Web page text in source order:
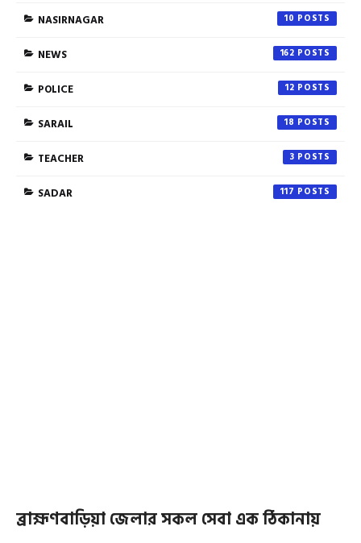
NASIRNAGAR 10
NEWS 162
POLICE 12
SARAIL 18
TEACHER 3
SADAR 117
ব্রাহ্মণবাড়িয়া জেলার সকল সেবা এক ঠিকানায়